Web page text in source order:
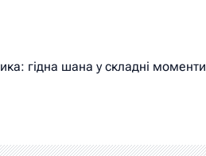
гідна шана у складні моменти